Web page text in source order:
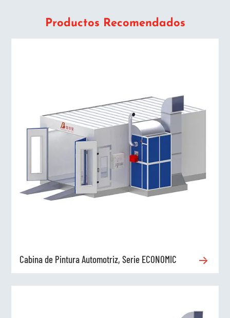
Productos Recomendados
Cabina de Pintura Automotriz, Serie ECONOMIC